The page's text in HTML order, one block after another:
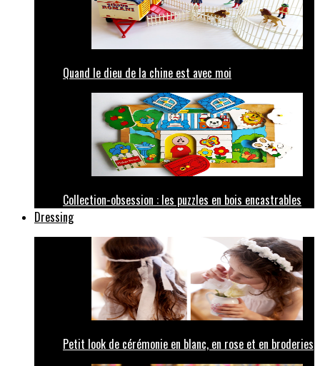
Quand le dieu de la chine est avec moi
Collection-obsession : les puzzles en bois encastrables
Dressing
Petit look de cérémonie en blanc, en rose et en broderies